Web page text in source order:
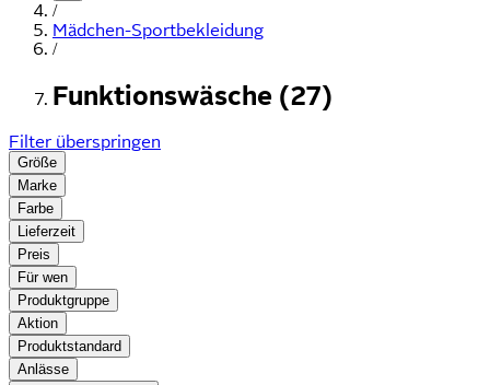
/
Mädchen-Sportbekleidung
/
Funktionswäsche (27)
Filter überspringen
Größe
Marke
Farbe
Lieferzeit
Preis
Für wen
Produktgruppe
Aktion
Produktstandard
Anlässe